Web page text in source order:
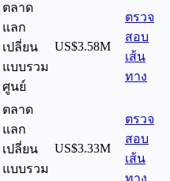
ตลาด
แลก
เปลี่ยน
แบบรวม
ศูนย์
US$3.58M
ตรวจ
สอบ
เส้น
ทาง
ตลาด
แลก
เปลี่ยน
แบบรวม
US$3.33M
ตรวจ
สอบ
เส้น